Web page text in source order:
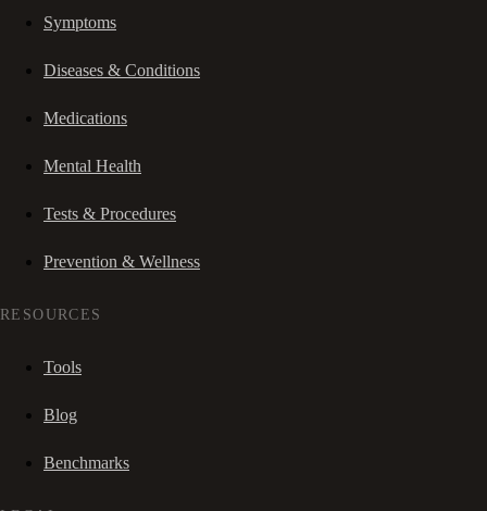
Symptoms
Diseases & Conditions
Medications
Mental Health
Tests & Procedures
Prevention & Wellness
RESOURCES
Tools
Blog
Benchmarks